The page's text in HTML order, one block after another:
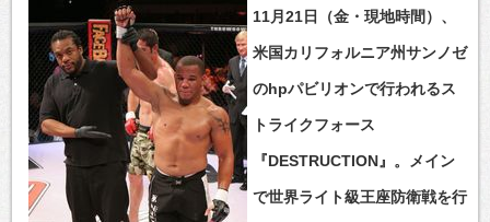
11月21日（金・現地時間）、
米国カリフォルニア州サンノゼ
のhpパビリオンで行われるス
トライクフォース
『DESTRUCTION』。メイン
で世界ライト級王座防衛戦を行